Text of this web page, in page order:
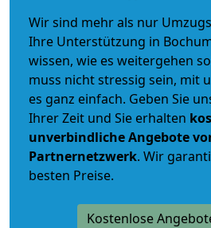
Wir sind mehr als nur
Ihre Unterstützung in
wissen, wie es weitergehen
muss nicht stressig sein, mit
es ganz einfach. Geben Sie
Ihrer Zeit und Sie erhalten
unverbindlicheAngebote
Partnernetzwerk. Wir
besten Preise.
Kostenlose